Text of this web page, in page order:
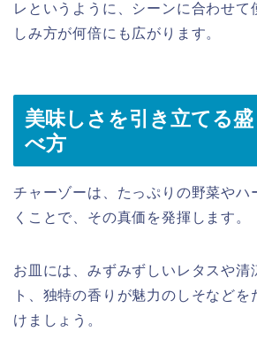
レというように、シーンに合わせて
しみ方が何倍にも広がります。
美味しさを引き立てる
べ方
チャーゾーは、たっぷりの野菜やハ
くことで、その真価を発揮します。
お皿には、みずみずしいレタスや清
ト、独特の香りが魅力のしそなどを
けましょう。